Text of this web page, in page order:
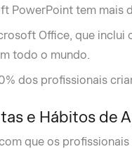
PowerPoint tem mais
Office, que inclui
todo o mundo.
dos profissionais
e Hábitos de
que os